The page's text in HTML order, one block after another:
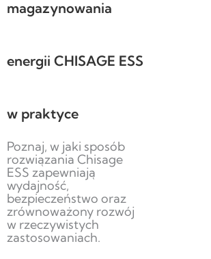
magazynowania
energii CHISAGE ESS
w praktyce
Poznaj, w jaki sposób
rozwiązania Chisage
ESS zapewniają
wydajność,
bezpieczeństwo oraz
zrównoważony rozwój
w rzeczywistych
zastosowaniach.